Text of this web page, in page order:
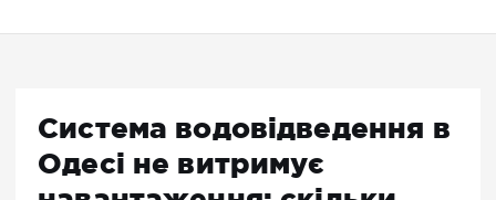
Система водовідведення в
Одесі не витримує